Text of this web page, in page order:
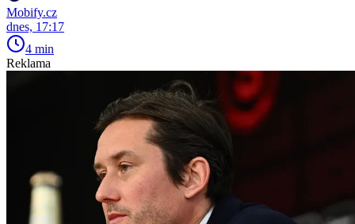
Mobify.cz
dnes, 17:17
4 min
Reklama